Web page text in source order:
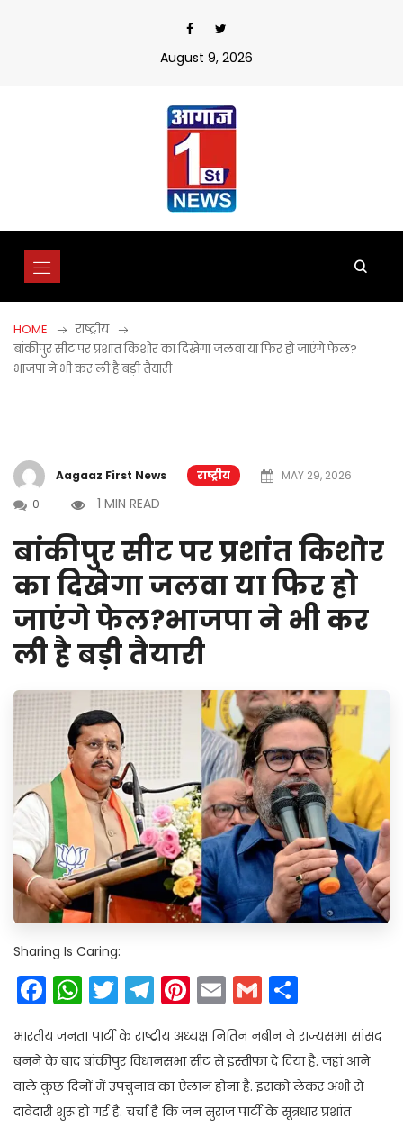
August 9, 2026
HOME
राष्ट्रीय
बांकीपुर सीट पर प्रशांत किशोर का दिखेगा जलवा या फिर हो जाएंगे फेल?
भाजपा ने भी कर ली है बड़ी तैयारी
Aagaaz First News राष्ट्रीय
MAY 29, 2026
0
1 MIN READ
बांकीपुर सीट पर प्रशांत किशोर
का दिखेगा जलवा या फिर हो
जाएंगे फेल?भाजपा ने भी कर
ली है बड़ी तैयारी
Sharing Is Caring:
Facebook
WhatsApp
Twitter
Telegram
Pinterest
EmailGmail
भारतीय जनता पार्टी के राष्ट्रीय अध्यक्ष नितिन नबीन ने राज्यसभा सांसद
बनने के बाद बांकीपुर विधानसभा सीट से इस्तीफा दे दिया है. जहां आने
वाले कुछ दिनों में उपचुनाव का ऐलान होना है. इसको लेकर अभी से
दावेदारी शुरू हो गई है. चर्चा है कि जन सुराज पार्टी के सूत्रधार प्रशांत